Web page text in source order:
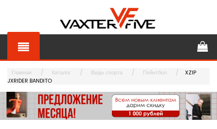
Главная Каталог Виды спорта Пейнтбол
XZIP
JXRIDER BANDITO